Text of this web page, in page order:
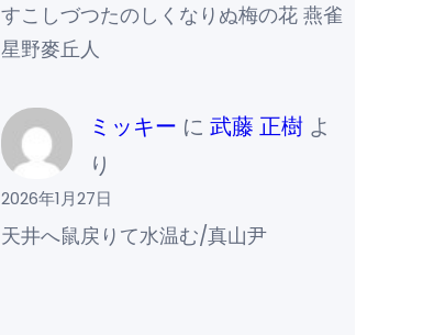
すこしづつたのしくなりぬ梅の花 燕雀
星野麥丘人
ミッキー に 武藤 正樹よ
り
2026年1月27日
天井へ鼠戻りて水温む/真山尹